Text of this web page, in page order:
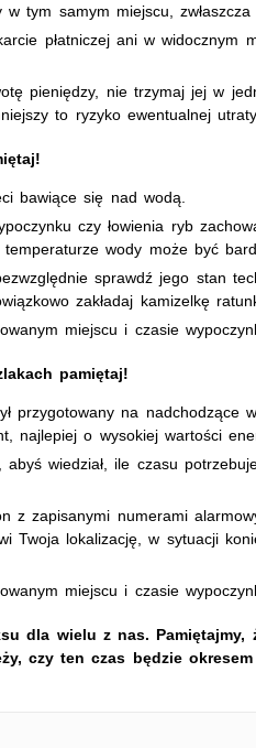
tym samym miejscu,
płatniczej ani w widocznym
pieniędzy, nie trzymaj jej w
to ryzyko ewentualnej
bawiące się nad wodą.
czy łowienia ryb
wody może być
sprawdź jego stan
zakładaj kamizelkę
miejscu i czasie
pamiętaj!
przygotowany na nadchodzące
najlepiej o wysokiej wartości
wiedział, ile czasu
z zapisanymi numerami
Twoja lokalizację, w sytuacji
miejscu i czasie
dla wielu z nas. Pamiętajmy,
czy ten czas będzie